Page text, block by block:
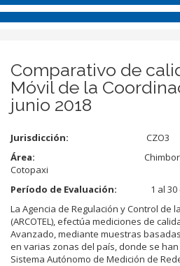
Comparativo de
Móvil de la
junio 2018
Jurisdicción: CZO3
Área:
Cotopaxi
Período de Evaluación: 1 al
La Agencia de Regulación y Control de
(ARCOTEL), efectúa mediciones de
Avanzado, mediante muestras
en varias zonas del país, donde se
Sistema Autónomo de Medición de